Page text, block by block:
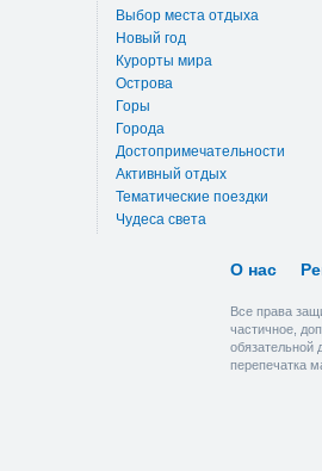
Выбор места отдыха
Новый год
Курорты мира
Острова
Горы
Города
Достопримечательности
Активный отдых
Тематические поездки
Чудеса света
О нас
Все права
частичное,
обязательной
перепечатка